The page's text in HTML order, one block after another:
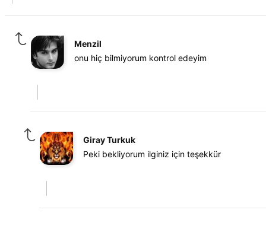
Menzil
onu hiç bilmiyorum kontrol edeyim
Giray Turkuk
Peki bekliyorum ilginiz için teşekkür